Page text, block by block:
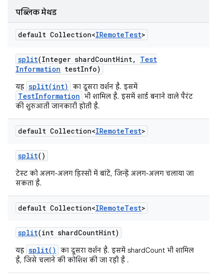
पब्लिक मेथड
default Collection<IRemoteTest>
split(Integer shardCountHint,
Test
Information testInfo)
यह split(int) का दूसरा वर्शन है. इसमें
TestInformation भी शामिल है. इसमें शार्ड बनाने वाले पैरंट
की शुरुआती जानकारी होती है.
default Collection<IRemoteTest>
split()
टेस्ट को अलग-अलग हिस्सों में बांटें, जिन्हें अलग-अलग चलाया जा
सकता है.
default Collection<IRemoteTest>
split(int shardCountHint)
यह split()
का दूसरा वर्शन है. इसमें shardCount भी शामिल
है, जिसे चलाने की कोशिश की जा रही है .